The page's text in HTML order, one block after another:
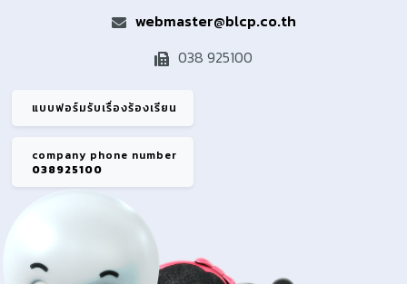
webmaster@blcp.co.th
038 925100
แบบฟอร์มรับเรื่องร้องเรียน
company phone number
038925100